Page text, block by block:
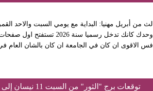
من أبريل مهنيا: البداية مع يومي السبت والاحد
الزهرة واورانوس ايام تعنيك وحدك كانك تدخل
الاقوى ان كان في الجامعة ان كان بالشان العام
توقعات برج "الثور" من السبت 11 نيسان إلى السبت 18 نيسان 2026